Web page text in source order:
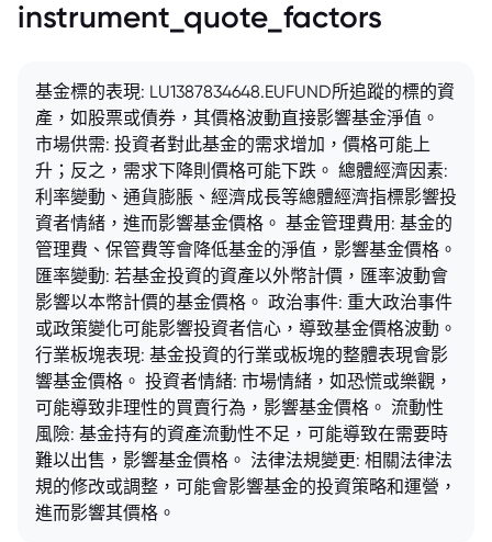
instrument_quote_factors
基金標的表現: LU1387834648.EUFUND所追蹤的標的資
產，如股票或債券，其價格波動直接影響基金淨值。
市場供需: 投資者對此基金的需求增加，價格可能上
升；反之，需求下降則價格可能下跌。 總體經濟因素:
利率變動、通貨膨脹、經濟成長等總體經濟指標影響投
資者情緒，進而影響基金價格。 基金管理費用: 基金的
管理費、保管費等會降低基金的淨值，影響基金價格。
匯率變動: 若基金投資的資產以外幣計價，匯率波動會
影響以本幣計價的基金價格。 政治事件: 重大政治事件
或政策變化可能影響投資者信心，導致基金價格波動。
行業板塊表現: 基金投資的行業或板塊的整體表現會影
響基金價格。 投資者情緒: 市場情緒，如恐慌或樂觀，
可能導致非理性的買賣行為，影響基金價格。 流動性
風險: 基金持有的資產流動性不足，可能導致在需要時
難以出售，影響基金價格。 法律法規變更: 相關法律法
規的修改或調整，可能會影響基金的投資策略和運營，
進而影響其價格。